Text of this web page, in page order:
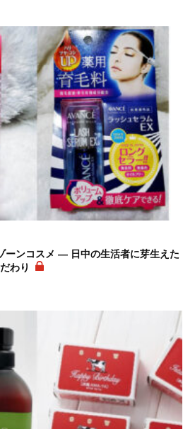
ーンコスメ ― 日中の生活者に芽生えた
わり